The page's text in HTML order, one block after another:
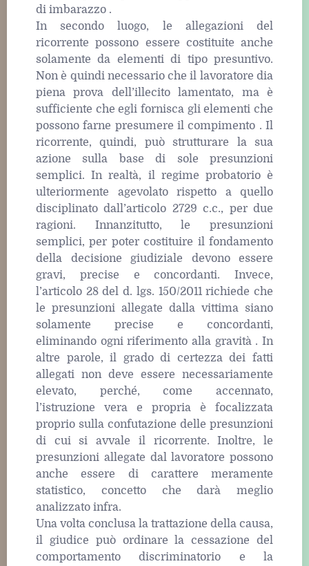
di imbarazzo .
In secondo luogo, le allegazioni del
ricorrente possono essere costituite anche
solamente da elementi di tipo presuntivo.
Non è quindi necessario che il lavoratore dia
piena prova dell’illecito lamentato, ma è
sufficiente che egli fornisca gli elementi che
possono farne presumere il compimento . Il
ricorrente, quindi, può strutturare la sua
azione sulla base di sole presunzioni
semplici. In realtà, il regime probatorio è
ulteriormente agevolato rispetto a quello
disciplinato dall’articolo 2729 c.c., per due
ragioni. Innanzitutto, le presunzioni
semplici, per poter costituire il fondamento
della decisione giudiziale devono essere
gravi, precise e concordanti. Invece,
l’articolo 28 del d. lgs. 150/2011 richiede che
le presunzioni allegate dalla vittima siano
solamente precise e concordanti,
eliminando ogni riferimento alla gravità . In
altre parole, il grado di certezza dei fatti
allegati non deve essere necessariamente
elevato, perché, come accennato,
l’istruzione vera e propria è focalizzata
proprio sulla confutazione delle presunzioni
di cui si avvale il ricorrente. Inoltre, le
presunzioni allegate dal lavoratore possono
anche essere di carattere meramente
statistico, concetto che darà meglio
analizzato infra.
Una volta conclusa la trattazione della causa,
il giudice può ordinare la cessazione del
comportamento discriminatorio e la